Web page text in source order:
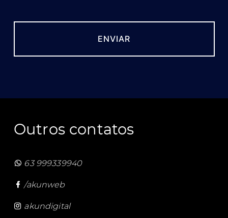
Outros contatos
63 999339940
/akunweb
akundigital